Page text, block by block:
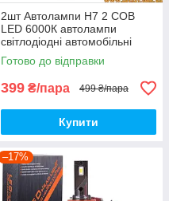
2шт Автолампи H7 2 COB
LED 6000К автолампи
світлодіодні автомобільні
лампочки лед лампи авто
лампа лед світлодіодна птф
Готово до відправки
399 ₴/пара 499 ₴/пара
Купити
–17%